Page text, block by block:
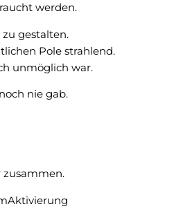
werden.
gestalten.
Pole strahlend.
unmöglich war.
nie gab.